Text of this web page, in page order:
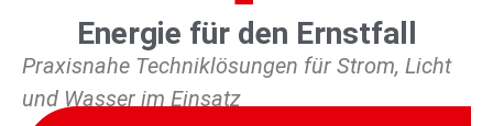
Energie für den Ernstfall
Praxisnahe Techniklösungen für Strom, Licht
und Wasser im Einsatz